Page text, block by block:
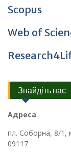
Scopus
Web of
Знайдіть нас
Адреса
пл. Соборна, 8/1,
09117